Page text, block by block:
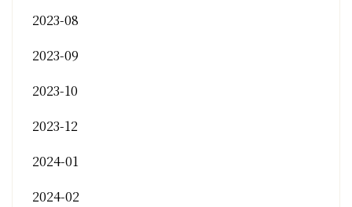
2023-08
2023-09
2023-10
2023-12
2024-01
2024-02